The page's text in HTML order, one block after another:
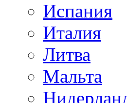
Испания
Италия
Литва
Мальта